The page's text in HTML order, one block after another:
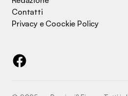
Contatti
Privacy e Coockie Policy